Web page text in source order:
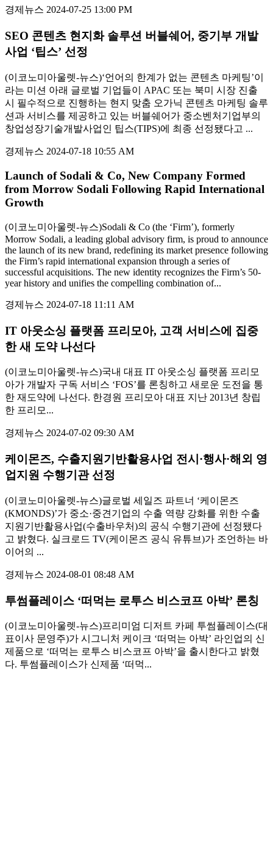
경제뉴스 2024-07-25 13:00 PM
SEO 콘텐츠 현지화 솔루션 버블쉐어, 중기부 개발
사업 ‘팁스’ 선정
(이코노미아울렛-뉴스)‘언어의 한계가 없는 콘텐츠 마케팅’이
라는 미션 아래 글로벌 기업들이 APAC 또는 북미 시장 진출
시 필수적으로 진행하는 현지 맞춤 오가닉 콘텐츠 마케팅 솔루
션과 서비스를 제공하고 있는 버블쉐어가 중소벤처기업부의
창업성장기술개발사업인 팁스(TIPS)에 최종 선정됐다고 ...
경제뉴스 2024-07-18 10:55 AM
Launch of Sodali & Co, New Company Formed
from Morrow Sodali Following Rapid International
Growth
(이코노미아울렛-뉴스)Sodali & Co (the ‘Firm’), formerly
Morrow Sodali, a leading global advisory firm, is proud to announce
the launch of its new brand, redefining its market presence following
the Firm’s rapid international expansion through a series of
successful acquisitions. The new identity recognizes the Firm’s 50-
year history and unifies the compelling combination of...
경제뉴스 2024-07-18 11:11 AM
IT 아웃소싱 플랫폼 프리모아, 고객 서비스에 집중
한 새 도약 나선다
(이코노미아울렛-뉴스)국내 대표 IT 아웃소싱 플랫폼 프리모
아가 개발자 구독 서비스 ‘FOS’를 론칭하고 새로운 도전을 통
한 재도약에 나선다. 한경원 프리모아 대표 지난 2013년 창립
한 프리모...
경제뉴스 2024-07-02 09:30 AM
케이몬즈, 수출지원기반활용사업 전시·행사·해외 영
업지원 수행기관 선정
(이코노미아울렛-뉴스)글로벌 세일즈 파트너 ‘케이몬즈
(KMONDS)’가 중소·중견기업의 수출 역량 강화를 위한 수출
지원기반활용사업(수출바우처)의 공식 수행기관에 선정됐다
고 밝혔다. 실크로드 TV(케이몬즈 공식 유튜브)가 조언하는 바
이어의 ...
경제뉴스 2024-08-01 08:48 AM
투썸플레이스 ‘떠먹는 로투스 비스코프 아박’ 론칭
(이코노미아울렛-뉴스)프리미엄 디저트 카페 투썸플레이스(대
표이사 문영주)가 시그니처 케이크 ‘떠먹는 아박’ 라인업의 신
제품으로 ‘떠먹는 로투스 비스코프 아박’을 출시한다고 밝혔
다. 투썸플레이스가 신제품 ‘떠먹...